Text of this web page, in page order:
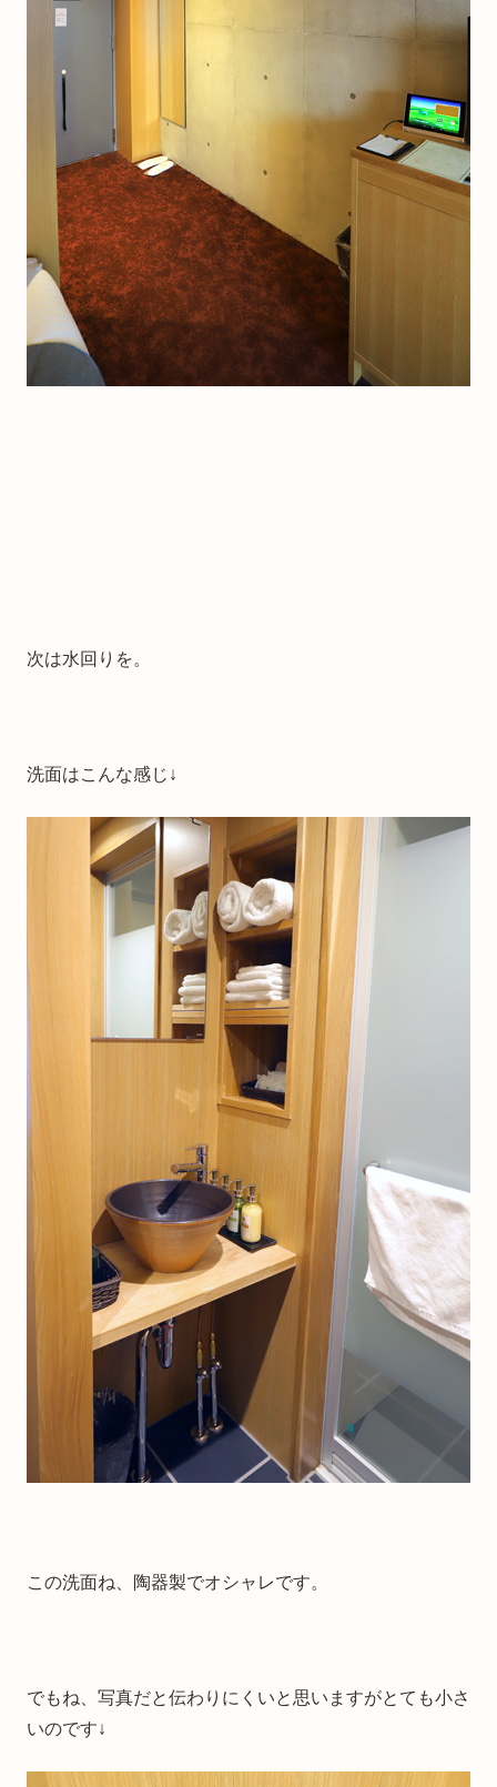
次は水回りを。
洗面はこんな感じ↓
この洗面ね、陶器製でオシャレです。
でもね、写真だと伝わりにくいと思いますがとても小さ
いのです↓